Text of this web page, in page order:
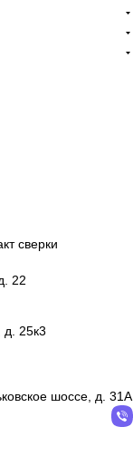
сверки
22
д. 25к3
шоссе, д. 31А